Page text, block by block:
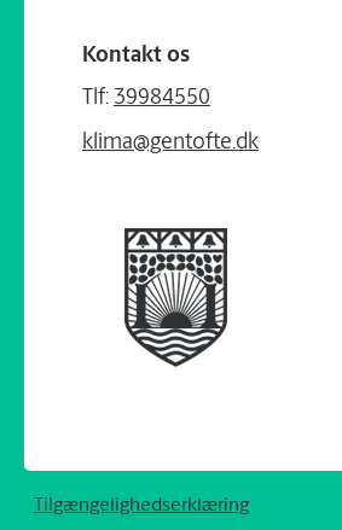
Kontakt os
Tlf: 39984550
klima@gentofte.dk
Tilgængelighedserklæring